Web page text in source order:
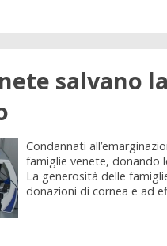
salvano
Condannati
famiglie venete, donando
La generosità delle
donazioni di cornea e ad